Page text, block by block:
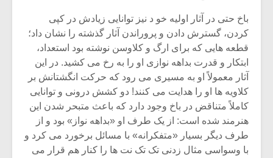
باخ حتى در آثار اولیه خو د نیز توانایى زیادش در کپى
کردن، گسترش دادن و پروراندن آثار گذشته را نشان داد؛
قطعه هایى که براى ارگ و کلاوسن نوشته بود استعداد،
ابتکار و قدرت بداهه نوازى او را به رخ مى کشید. در این
آثار معمولاً او به مسیرى مى رود که حرکت انگشتانش بر
کلاویه ها او را هدایت مى کنند! دو کشش درونى و توانایى
کاملاً متناقض در باخ وجود دارد که باعث متبحر شدن این
هنرمند شده است: از یک طرف او «بداهه نواز» بود و از
طرف دیگر بسیار «متفکرانه» با مسائل برخورد مى کرد و
با وسواسى مثال زدنى تک تک نت ها را کنار هم قرار مى